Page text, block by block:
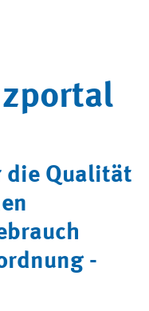
die Qualität
-